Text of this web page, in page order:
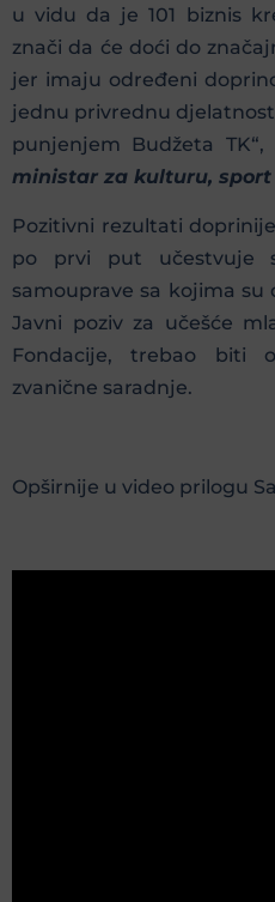
u vidu da je 101 biznis
znači da će doći do
jer imaju određeni
jednu privrednu
punjenjem Budžeta TK“,
ministar za kulturu, sport
Pozitivni rezultati
po prvi put učestvuje
samouprave sa kojima su
Javni poziv za učešće
Fondacije, trebao biti
zvanične saradnje.
Opširnije u video prilogu